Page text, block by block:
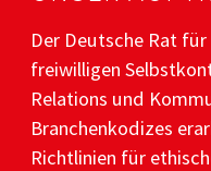
DRPR-
PR-
Der Deutsche Rat
freiwilligen
Relations und
Branchenkodizes
Richtlinien für